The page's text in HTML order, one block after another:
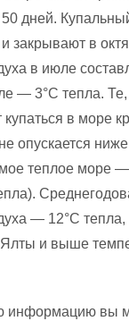
дней.
закрывают в
в июле
— 3°C тепла. Те,
купаться в море
опускается
теплое море
— 12°C тепла,
Ялты и выше
информацию вы